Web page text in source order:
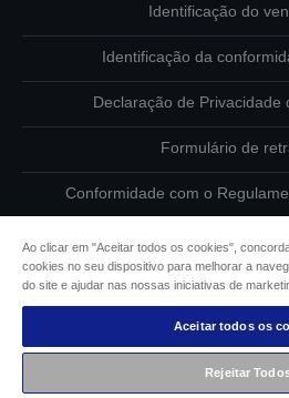
Identificação do
Identificação da
Declaração de Privacidade
Formulário de
Conformidade com o
Informações sobre
Compromisso da Epson para
Copyright © 2026
Ao clicar em "Aceitar todos os cookies",
cookies no seu dispositivo para melhorar a
do site e ajudar nas nossas iniciativas de
Aceitar todos os
Rejeitar